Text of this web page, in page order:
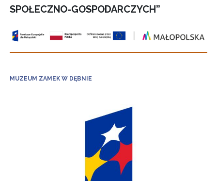
SPOŁECZNO-GOSPODARCZYCH”
MUZEUM ZAMEK W DĘBNIE